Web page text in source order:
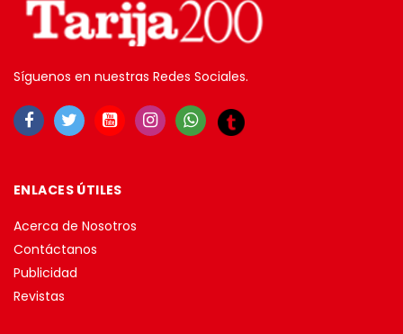
Síguenos en nuestras Redes Sociales.
ENLACES ÚTILES
Acerca de Nosotros
Contáctanos
Publicidad
Revistas